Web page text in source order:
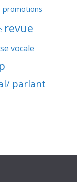
promotions
revue
vocale
parlant